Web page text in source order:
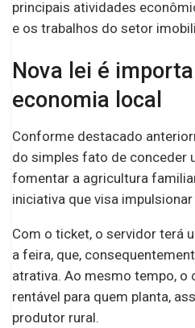
principais atividades
e os trabalhos do setor
Nova lei é
economia local
Conforme destacado
do simples fato de conceder
fomentar a agricultura
iniciativa que visa
Com o ticket, o servidor terá
a feira, que,
atrativa. Ao mesmo tempo, o
rentável para quem planta,
produtor rural.